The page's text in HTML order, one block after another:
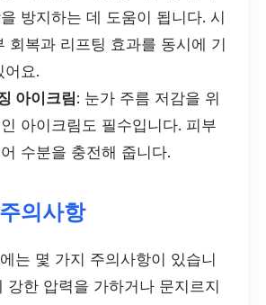
방지하는 데 도움이 됩니다. 시
회복과 리프팅 효과를 동시에 기
어요.
아이크림: 눈가 주름 저감을 위
아이크림도 필수입니다. 피부
수분을 충전해 줍니다.
의사항
는 몇 가지 주의사항이 있습니
강한 압력을 가하거나 문지르지